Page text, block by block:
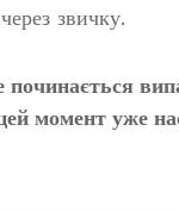
звичку.
починається
момент уже